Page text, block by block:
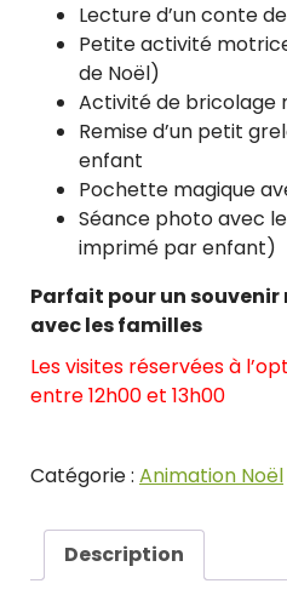
Lecture d’un conte
Petite activité
de Noël)
Activité de bricolage
Remise d’un petit
enfant
Pochette magique
Séance photo avec
imprimé par enfant)
Parfait pour un s
avec les familles
Les visites réservées à
entre 12h00 et 13h00
Catégorie : Animation Noël
Description